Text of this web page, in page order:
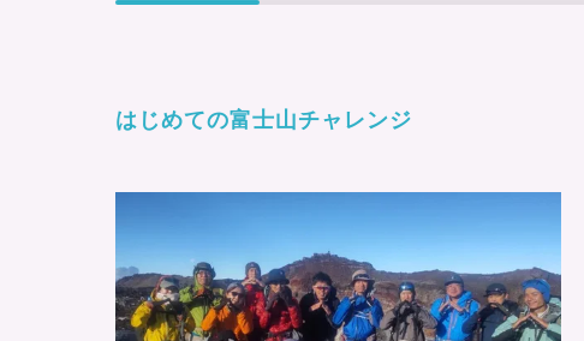
はじめての富士山チャレンジ